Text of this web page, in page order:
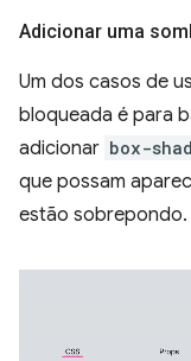
Adicionar uma
Um dos casos de
bloqueada é para
adicionar box-
que possam
estão sobrepondo.